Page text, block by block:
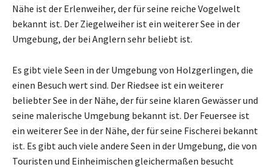
Nähe ist der Erlenweiher, der für seine reiche Vogelwelt
bekannt ist. Der Ziegelweiher ist ein weiterer See in der
Umgebung, der bei Anglern sehr beliebt ist.
Es gibt viele Seen in der Umgebung von Holzgerlingen, die
einen Besuch wert sind. Der Riedsee ist ein weiterer
beliebter See in der Nähe, der für seine klaren Gewässer und
seine malerische Umgebung bekannt ist. Der Feuersee ist
ein weiterer See in der Nähe, der für seine Fischerei bekannt
ist. Es gibt auch viele andere Seen in der Umgebung, die von
Touristen und Einheimischen gleichermaßen besucht